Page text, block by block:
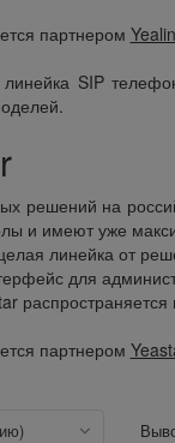
партнером
SIP
решений на
и имеют уже
линейка от
для
распространяется
партнером